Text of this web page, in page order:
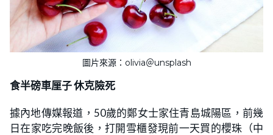
圖片來源：olivia＠unsplash
食半磅車厘子 休克險死
據內地傳媒報道，50歲的鄭女士家住青島城陽區，前幾
日在家吃完晚飯後，打開雪櫃發現前一天買的櫻珠（中